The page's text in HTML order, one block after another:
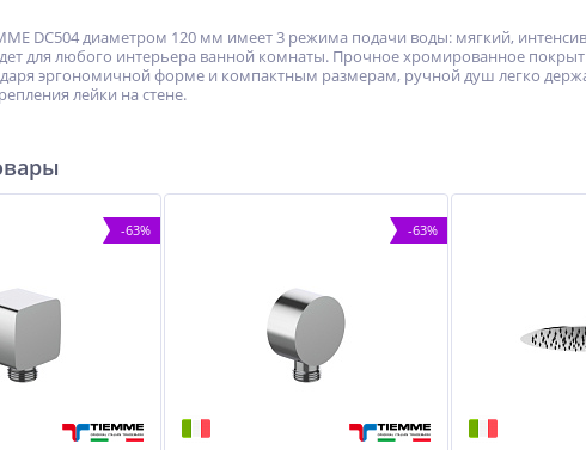
DC504 диаметром 120 мм имеет 3 режима подачи воды: мягкий,
для любого интерьера ванной комнаты. Прочное хромированное
эргономичной форме и компактным размерам, ручной душ легко
лейки на стене.
-63% -63%